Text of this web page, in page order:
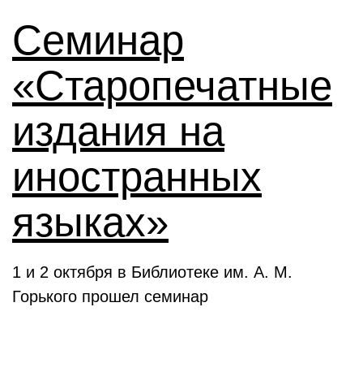
Семинар
«Старопечатные
издания на
иностранных
языках»
1 и 2 октября в Библиотеке им. А. М.
Горького прошел семинар